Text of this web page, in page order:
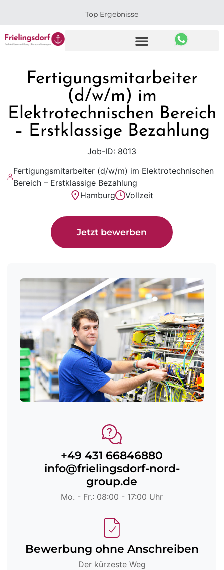
Top Ergebnisse
Fertigungsmitarbeiter
(d/w/m) im
Elektrotechnischen Bereich
– Erstklassige Bezahlung
Job-ID: 8013
Fertigungsmitarbeiter (d/w/m) im Elektrotechnischen
Bereich – Erstklassige Bezahlung
Hamburg
Vollzeit
Jetzt bewerben
+49 431 66846880
info@frielingsdorf-nord-
group.de
Mo. - Fr.: 08:00 - 17:00 Uhr
Bewerbung ohne Anschreiben
Der kürzeste Weg